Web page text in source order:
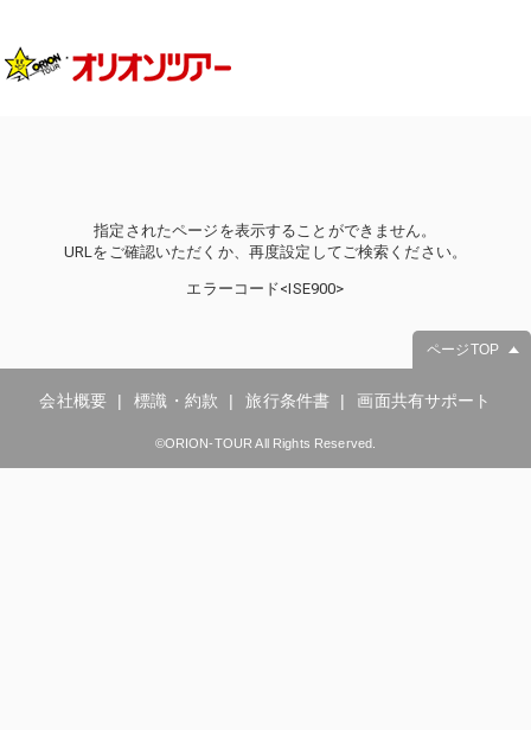
指定されたページを表示することができません。
URLをご確認いただくか、再度設定してご検索ください。
エラーコード<ISE900>
ページTOP
会社概要 標識・約款 旅行条件書 画面共有サポート
©ORION-TOUR All Rights Reserved.